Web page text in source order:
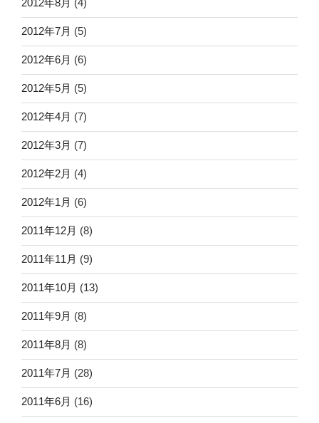
2012年8月 (4)
2012年7月 (5)
2012年6月 (6)
2012年5月 (5)
2012年4月 (7)
2012年3月 (7)
2012年2月 (4)
2012年1月 (6)
2011年12月 (8)
2011年11月 (9)
2011年10月 (13)
2011年9月 (8)
2011年8月 (8)
2011年7月 (28)
2011年6月 (16)